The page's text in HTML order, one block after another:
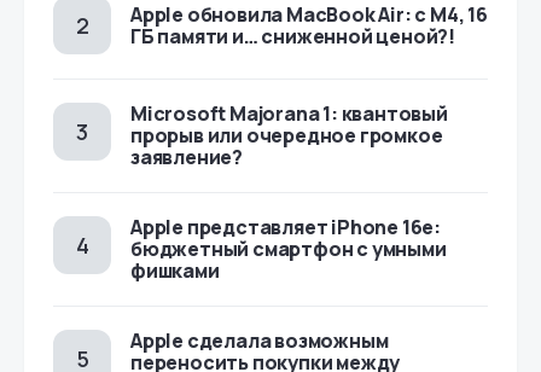
Apple обновила MacBook Air: с M4, 16
ГБ памяти и… сниженной ценой?!
Microsoft Majorana 1: квантовый
прорыв или очередное громкое
заявление?
Apple представляет iPhone 16e:
бюджетный смартфон с умными
фишками
Apple сделала возможным
переносить покупки между